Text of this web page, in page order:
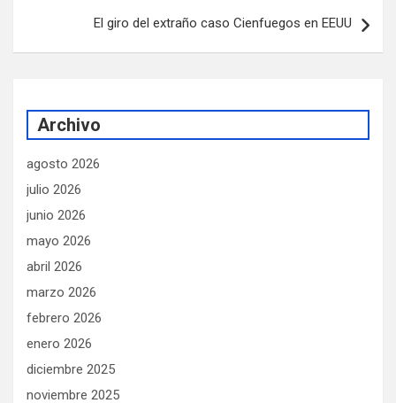
El giro del extraño caso Cienfuegos en EEUU
Archivo
agosto 2026
julio 2026
junio 2026
mayo 2026
abril 2026
marzo 2026
febrero 2026
enero 2026
diciembre 2025
noviembre 2025